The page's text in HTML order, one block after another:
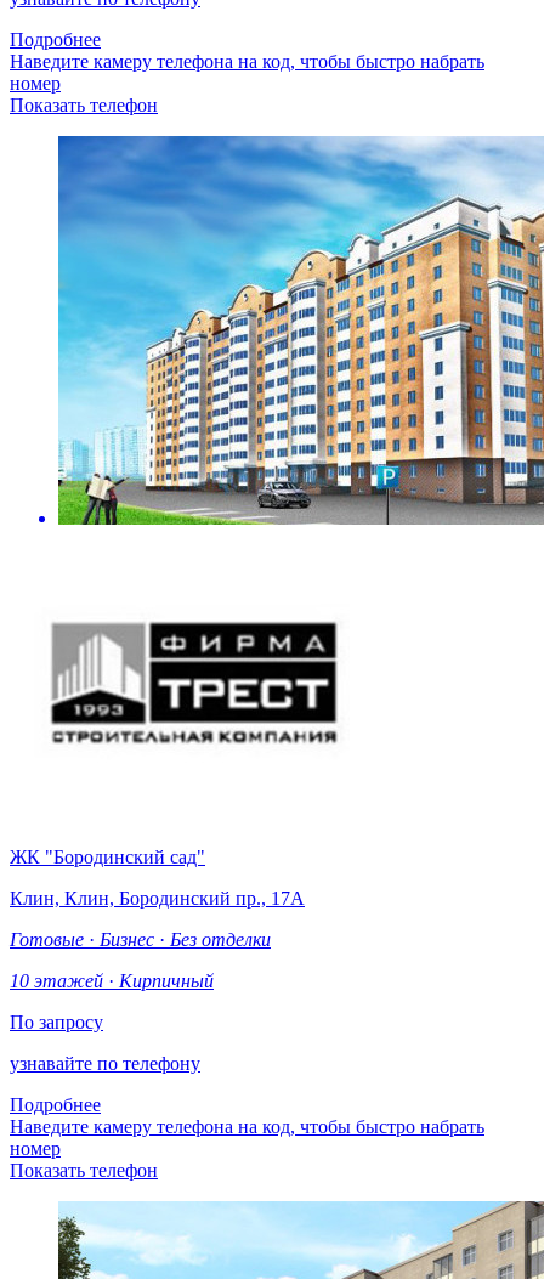
Подробнее
Наведите камеру телефона на код, чтобы быстро набрать
номер
Показать телефон
ЖК "Бородинский сад"
Клин, Клин, Бородинский пр., 17А
Готовые · Бизнес · Без отделки
10 этажей · Кирпичный
По запросу
узнавайте по телефону
Подробнее
Наведите камеру телефона на код, чтобы быстро набрать
номер
Показать телефон